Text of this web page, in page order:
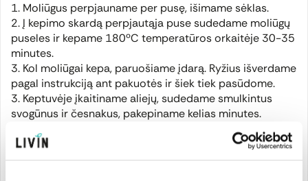
1. Moliūgus perpjauname per pusę, išimame sėklas.
2. Į kepimo skardą perpjautąja puse sudedame moliūgų
puseles ir kepame 180ºC temperatūros orkaitėje 30-35
minutes.
3. Kol moliūgai kepa, paruošiame įdarą. Ryžius išverdame
pagal instrukciją ant pakuotės ir šiek tiek pasūdome.
3. Keptuvėje įkaitiname aliejų, sudedame smulkintus
svogūnus ir česnakus, pakepiname kelias minutes.
4. Į keptuvę dedame visus prieskonius, išmaišome,
supilame pomidorus ir kepame 8 minutes ant nedidelės
kaitros vis pamaišydami.